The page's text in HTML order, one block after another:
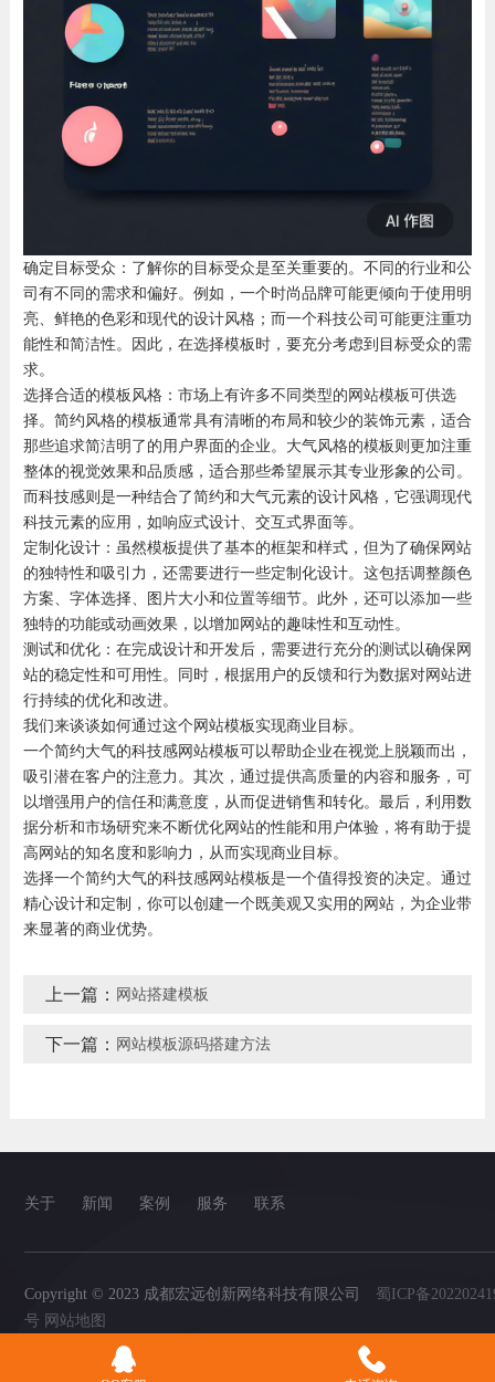
确定目标受众：了解你的目标受众是至关重要的。不同的行业和公
司有不同的需求和偏好。例如，一个时尚品牌可能更倾向于使用明
亮、鲜艳的色彩和现代的设计风格；而一个科技公司可能更注重功
能性和简洁性。因此，在选择模板时，要充分考虑到目标受众的需
求。
选择合适的模板风格：市场上有许多不同类型的网站模板可供选
择。简约风格的模板通常具有清晰的布局和较少的装饰元素，适合
那些追求简洁明了的用户界面的企业。大气风格的模板则更加注重
整体的视觉效果和品质感，适合那些希望展示其专业形象的公司。
而科技感则是一种结合了简约和大气元素的设计风格，它强调现代
科技元素的应用，如响应式设计、交互式界面等。
定制化设计：虽然模板提供了基本的框架和样式，但为了确保网站
的独特性和吸引力，还需要进行一些定制化设计。这包括调整颜色
方案、字体选择、图片大小和位置等细节。此外，还可以添加一些
独特的功能或动画效果，以增加网站的趣味性和互动性。
测试和优化：在完成设计和开发后，需要进行充分的测试以确保网
站的稳定性和可用性。同时，根据用户的反馈和行为数据对网站进
行持续的优化和改进。
我们来谈谈如何通过这个网站模板实现商业目标。
一个简约大气的科技感网站模板可以帮助企业在视觉上脱颖而出，
吸引潜在客户的注意力。其次，通过提供高质量的内容和服务，可
以增强用户的信任和满意度，从而促进销售和转化。最后，利用数
据分析和市场研究来不断优化网站的性能和用户体验，将有助于提
高网站的知名度和影响力，从而实现商业目标。
选择一个简约大气的科技感网站模板是一个值得投资的决定。通过
精心设计和定制，你可以创建一个既美观又实用的网站，为企业带
来显著的商业优势。
上一篇： 网站搭建模板
下一篇： 网站模板源码搭建方法
关于 新闻 案例 服务 联系
Copyright © 2023 成都宏远创新网络科技有限公司 蜀ICP备
号 网站地图